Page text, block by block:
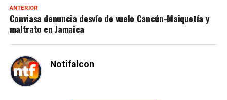
ANTERIOR
Conviasa denuncia desvío de vuelo Cancún-Maiquetía y
maltrato en Jamaica
Notifalcon